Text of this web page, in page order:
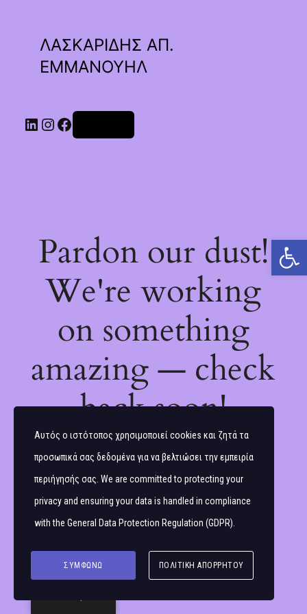
Ανοίξτε τη γραμμή εργαλείων
ΛΑΣΚΑΡΙΔΗΣ ΑΠ.
ΕΜΜΑΝΟΥΗΛ
Linkedin
Instagram
Facebook
Pardon our dust!
We're working
on something
amazing — check
back soon!
Αυτός ο ιστότοπος χρησιμοποιεί cookies και ζητά τα
προσωπικά σας δεδομένα για να βελτιώσει την εμπειρία
περιήγησής σας. We are committed to protecting your
privacy and ensuring your data is handled in compliance
with the General Data Protection Regulation (GDPR)
ΣΥΜΦΩΝΏ ΠΟΛΙΤΙΚΉ ΑΠΟΡΡΉΤΟΥ